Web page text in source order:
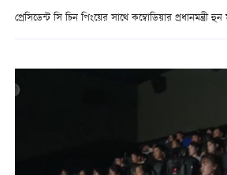
প্রেসিডেন্ট সি চিন পিংয়ের সাথে কম্বোডিয়ার প্রধানমন্ত্রী হুন